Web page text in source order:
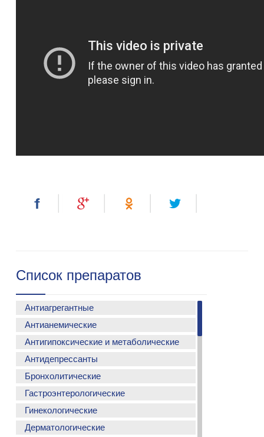
Список препаратов
Антиагрегантные
АСМАДА
Антианемические
ФЕРСИНОЛ С
ФЕРСИНОЛ-Z
ФЕРСИНОЛ
Антигипоксические и метаболические
МЕТАКАРТИН
КАРМЕТАДИН
Антидепрессанты
МЕДОЛАПРАМ
Бронхолитические
АЭРОЛЕТ
БРОВЕНСИН
Гастроэнтерологические
САРПАЛ
СИМЕСПАСМИЛ
Гинекологические
ЭНЗОФЕН
Дерматологические